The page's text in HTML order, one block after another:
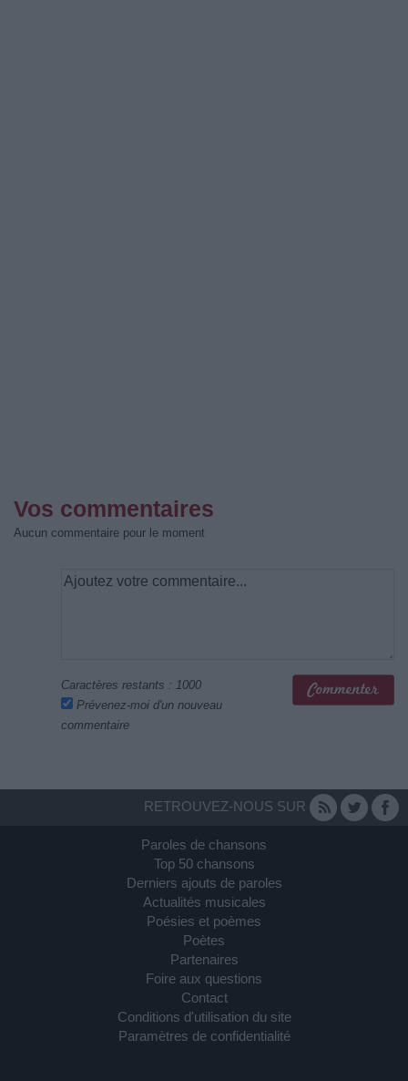
Vos commentaires
Aucun commentaire pour le moment
Caractères restants : 1000
Prévenez-moi d'un nouveau
commentaire
RETROUVEZ-NOUS SUR
Paroles de chansons
Top 50 chansons
Derniers ajouts de paroles
Actualités musicales
Poésies et poèmes
Poètes
Partenaires
Foire aux questions
Contact
Conditions d'utilisation du site
Paramètres de confidentialité